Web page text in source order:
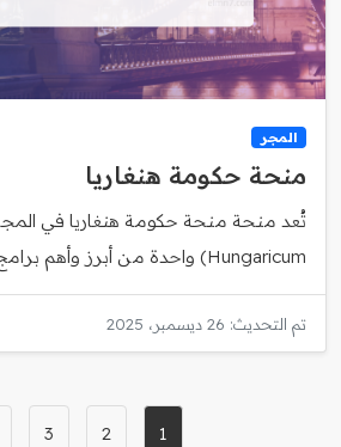
المجر
منحة حكومة هنغاريا
Hungaricum) واحدة من أبرز وأهم برامج المنح...
تم التحديث: 26 ديسمبر، 2025
1
2
3